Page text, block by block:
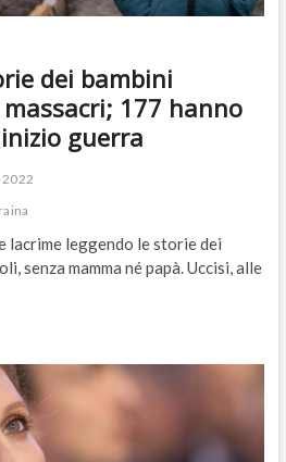
dei bambini
177 hanno
guerra
2022
leggendo le storie dei
senza mamma né papà. Uccisi, alle